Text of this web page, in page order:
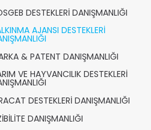
DESTEKLERİ DANIŞMANLIĞI
AJANSI DESTEKLERİ
& PATENT DANIŞMANLIĞI
VE HAYVANCILIK DESTEKLERİ
DESTEKLERİ DANIŞMANLIĞI
DANIŞMANLIĞI